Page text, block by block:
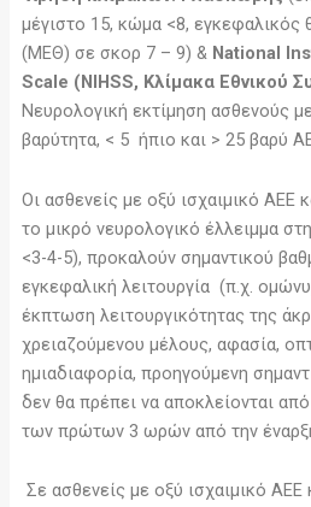
μέγιστο 15, κώμα <8, εγκεφαλικός
(ΜΕΘ) σε σκορ 7 – 9) & National
Scale (NIHSS, Κλίμακα Εθνικού
Νευρολογική εκτίμηση ασθενούς
βαρύτητα, < 5 ήπιο και > 25 βαρύ
Οι ασθενείς με οξύ ισχαιμικό ΑΕΕ
το μικρό νευρολογικό έλλειμμα
<3-4-5), προκαλούν σημαντικού
εγκεφαλική λειτουργία (π.χ.
έκπτωση λειτουργικότητας της
χρειαζούμενου μέλους, αφασία,
ημιαδιαφορία, προηγούμενη
δεν θα πρέπει να αποκλείονται
των πρώτων 3 ωρών από την
Σε ασθενείς με οξύ ισχαιμικό ΑΕΕ